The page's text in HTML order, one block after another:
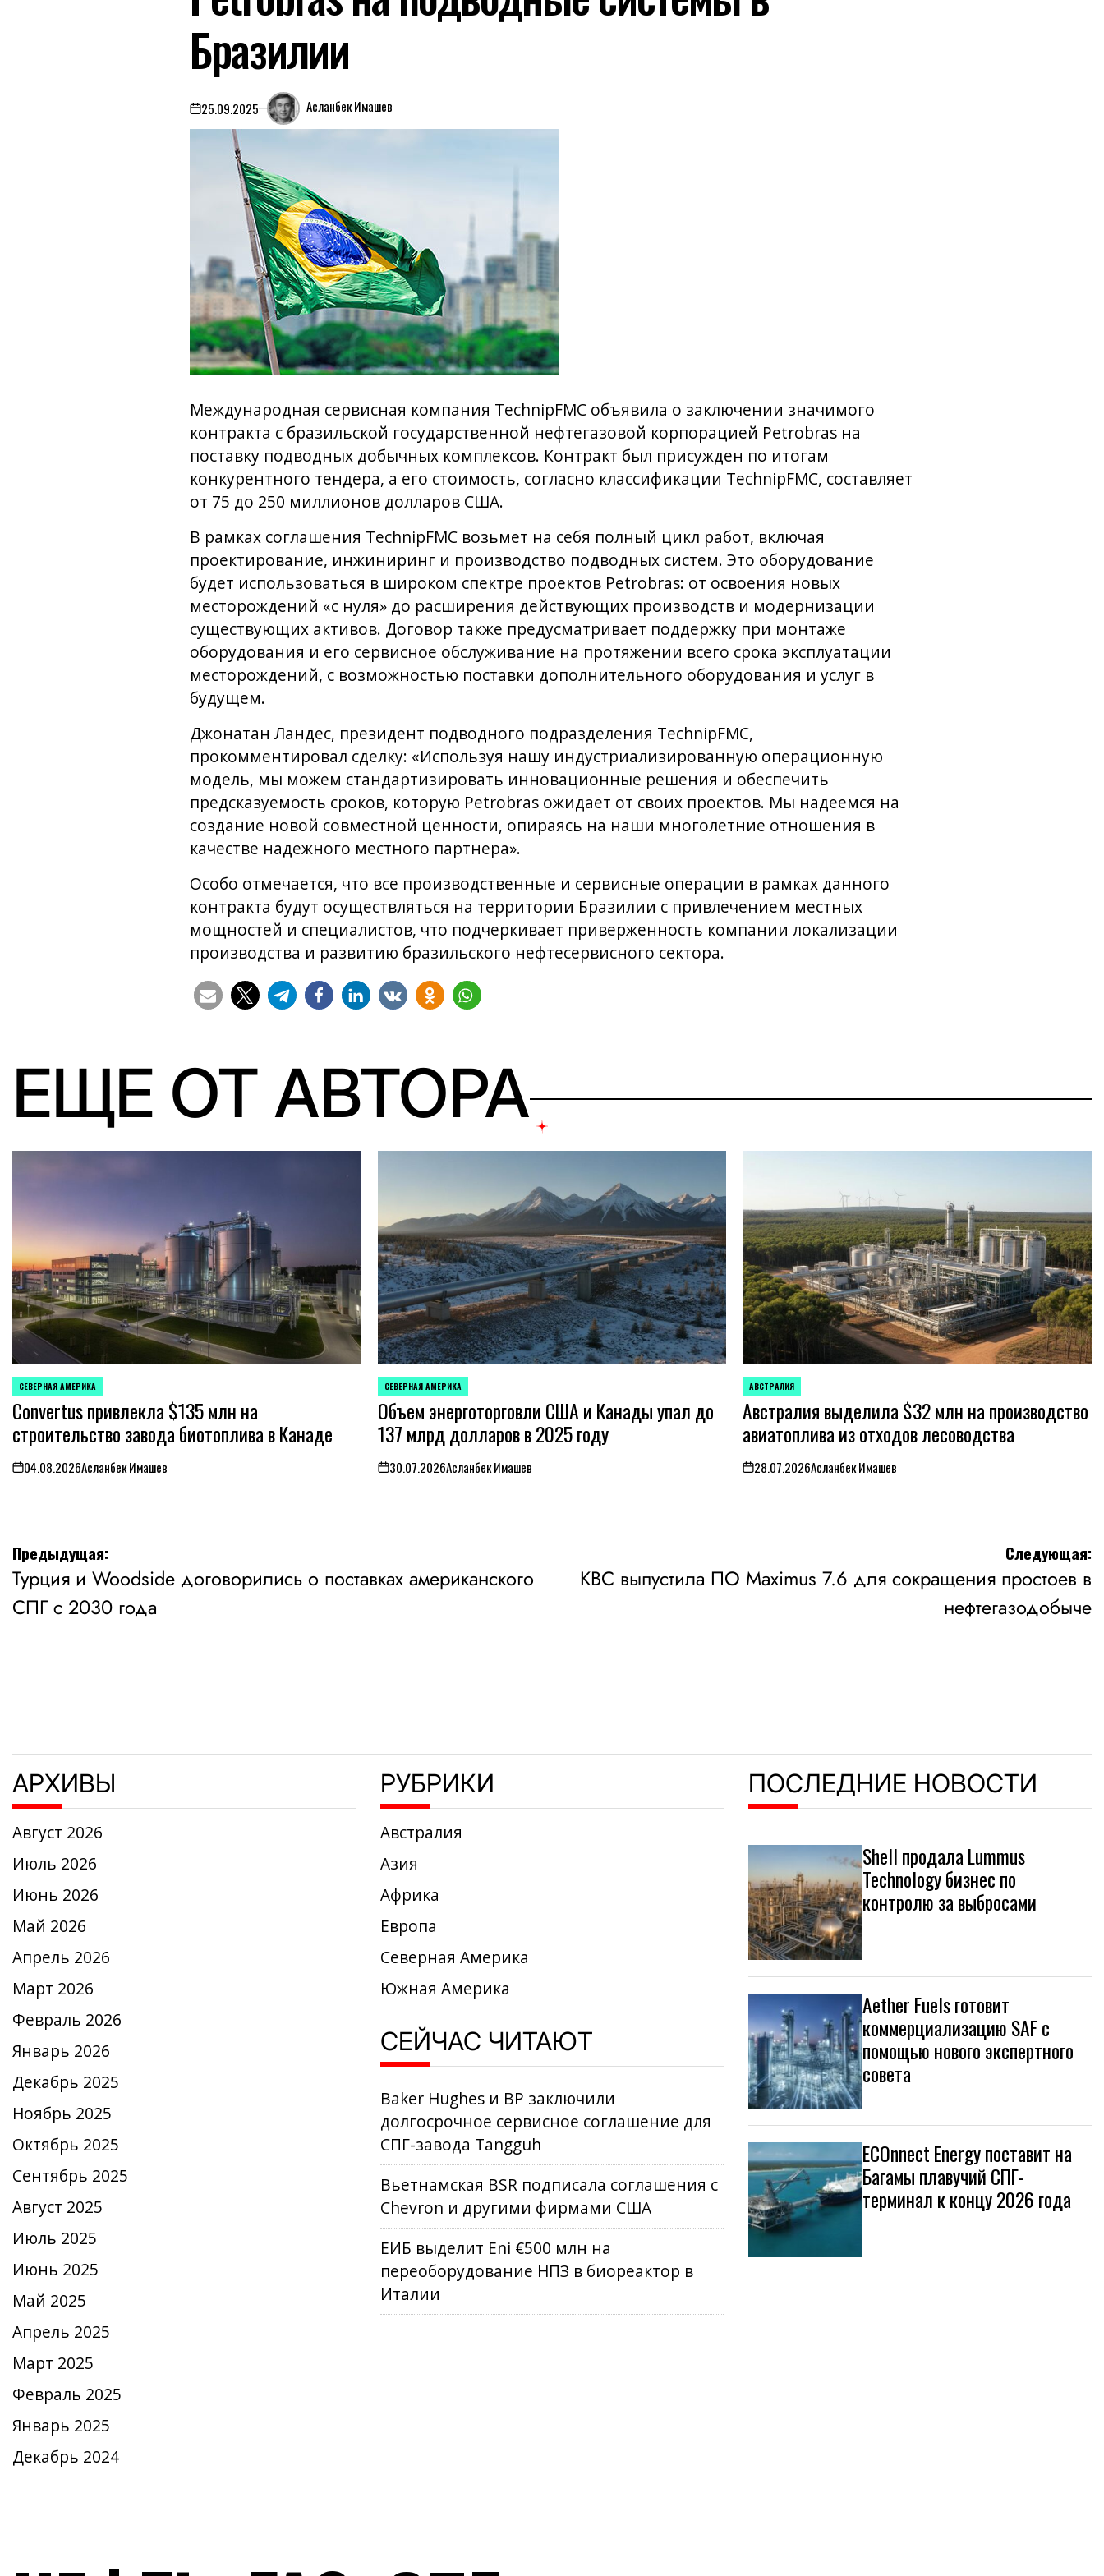
Бразилии
on25.09.2025 Асланбек Имашев
Международная сервисная компания TechnipFMC объявила о заключении значимого
контракта с бразильской государственной нефтегазовой корпорацией Petrobras на
поставку подводных добычных комплексов. Контракт был присужден по итогам
конкурентного тендера, а его стоимость, согласно классификации TechnipFMC, составляет
от 75 до 250 миллионов долларов США.
В рамках соглашения TechnipFMC возьмет на себя полный цикл работ, включая
проектирование, инжиниринг и производство подводных систем. Это оборудование
будет использоваться в широком спектре проектов Petrobras: от освоения новых
месторождений «с нуля» до расширения действующих производств и модернизации
существующих активов. Договор также предусматривает поддержку при монтаже
оборудования и его сервисное обслуживание на протяжении всего срока эксплуатации
месторождений, с возможностью поставки дополнительного оборудования и услуг в
будущем.
Джонатан Ландес, президент подводного подразделения TechnipFMC,
прокомментировал сделку: «Используя нашу индустриализированную операционную
модель, мы можем стандартизировать инновационные решения и обеспечить
предсказуемость сроков, которую Petrobras ожидает от своих проектов. Мы надеемся на
создание новой совместной ценности, опираясь на наши многолетние отношения в
качестве надежного местного партнера».
Особо отмечается, что все производственные и сервисные операции в рамках данного
контракта будут осуществляться на территории Бразилии с привлечением местных
мощностей и специалистов, что подчеркивает приверженность компании локализации
производства и развитию бразильского нефтесервисного сектора.
ЕЩЕ ОТ АВТОРА
ОПУБЛИКОВАНО
В
СЕВЕРНАЯ АМЕРИКА
Convertus привлекла $135 млн на
строительство завода биотоплива в Канаде
on04.08.2026Асланбек Имашев
ОПУБЛИКОВАНО
В
СЕВЕРНАЯ АМЕРИКА
Объем энерготорговли США и Канады упал до
137 млрд долларов в 2025 году
on30.07.2026Асланбек Имашев
ОПУБЛИКОВАНО
В
АВСТРАЛИЯ
Австралия выделила $32 млн на производство
авиатоплива из отходов лесоводства
on28.07.2026Асланбек Имашев
Навигация
по
записям
Предыдущая:
Турция и Woodside договорились о поставках американского
СПГ с 2030 года
Следующая:
KBC выпустила ПО Maximus 7.6 для сокращения простоев в
нефтегазодобыче
АРХИВЫ
Август 2026
Июль 2026
Июнь 2026
Май 2026
Апрель 2026
Март 2026
Февраль 2026
Январь 2026
Декабрь 2025
Ноябрь 2025
Октябрь 2025
Сентябрь 2025
Август 2025
Июль 2025
Июнь 2025
Май 2025
Апрель 2025
Март 2025
Февраль 2025
Январь 2025
Декабрь 2024
РУБРИКИ
Австралия
Азия
Африка
Европа
Северная Америка
Южная Америка
СЕЙЧАС ЧИТАЮТ
Baker Hughes и BP заключили
долгосрочное сервисное соглашение для
СПГ-завода Tangguh
Вьетнамская BSR подписала соглашения с
Chevron и другими фирмами США
ЕИБ выделит Eni €500 млн на
переоборудование НПЗ в биореактор в
Италии
ПОСЛЕДНИЕ НОВОСТИ
Shell продала Lummus
Technology бизнес по
контролю за выбросами
Aether Fuels готовит
коммерциализацию SAF с
помощью нового экспертного
совета
ECOnnect Energy поставит на
Багамы плавучий СПГ-
терминал к концу 2026 года